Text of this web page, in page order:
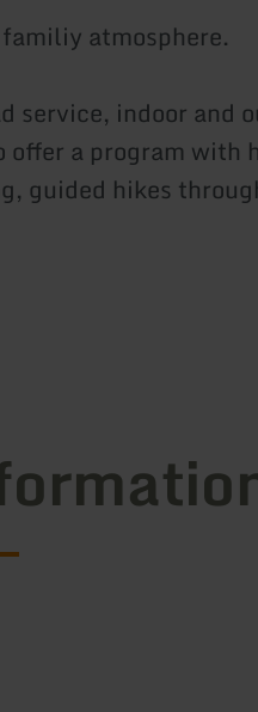
atmosphere.
service, indoor and
a program with
guided hikes